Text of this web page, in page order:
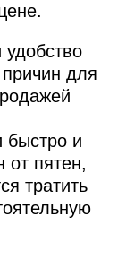
удобство
для
быстро и
от пятен,
тратить